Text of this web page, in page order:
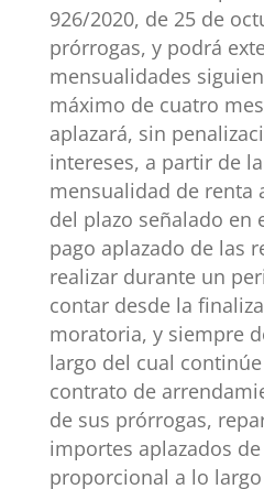
926/2020, de 25 de
prórrogas, y podrá
mensualidades
máximo de cuatro
aplazará, sin
intereses, a partir de
mensualidad de renta
del plazo señalado en
pago aplazado de las
realizar durante un
contar desde la
moratoria, y siempre
largo del cual
contrato de
de sus prórrogas,
importes aplazados
proporcional a lo